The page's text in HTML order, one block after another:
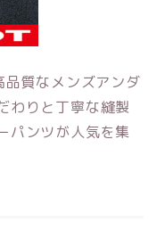
質なメンズアンダ
わりと丁寧な縫製
パンツが人気を集